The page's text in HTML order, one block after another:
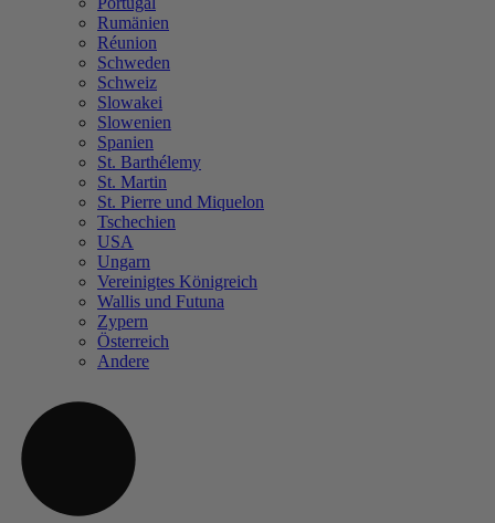
Rumänien
Réunion
Schweden
Schweiz
Slowakei
Slowenien
Spanien
St. Barthélemy
St. Martin
St. Pierre und Miquelon
Tschechien
USA
Ungarn
Vereinigtes Königreich
Wallis und Futuna
Zypern
Österreich
Andere